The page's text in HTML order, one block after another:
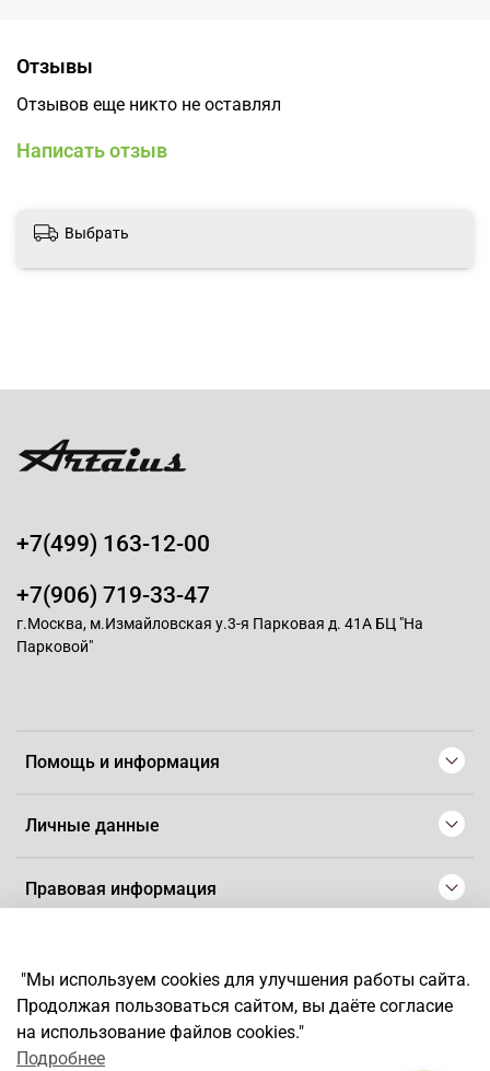
Отзывы
Отзывов еще никто не оставлял
Написать отзыв
Выбрать
Помощь и информация
Личные данные
Правовая информация
+7(499) 163-12-00
+7(906) 719-33-47
г.Москва, м.Измайловская у.3-я Парковая д. 41А БЦ "На
Парковой"
*Любое использование контента без письменного разрешения
запрещено
"Мы используем cookies для улучшения работы сайта.
Продолжая пользоваться сайтом, вы даёте согласие
на использование файлов cookies."
Подробнее